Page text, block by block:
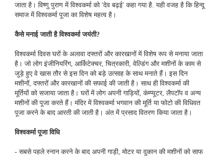
जाता है। विष्‍णु पुराण में विश्‍वकर्मा को 'देव बढ़ई' कहा गया है. यही वजह है कि हिन्‍दू
समाज में विश्‍वकर्मा पूजा का विशेष महत्‍व है।
कैसे मनाई जाती है विश्‍वकर्मा जयंती?
विश्‍वकर्मा दिवस घरों के अलावा दफ्तरों और कारखानों में विशेष रूप से मनाया जाता
है। जो लोग इंजीनियरिंग, आर्किटेक्‍चर, चित्रकारी, वेल्डिंग और मशीनों के काम से
जुड़े हुए वे खास तौर से इस दिन को बड़े उत्‍साह के साथ मनाते हैं। इस दिन
मशीनों, दफ्तरों और कारखानों की सफाई की जाती है। साथ ही विश्‍वकर्मा की
मूर्तियों को सजाया जाता है। घरों में लोग अपनी गाड़‍ियों, कंम्‍प्‍यूटर, लैपटॉप व अन्‍य
मशीनों की पूजा करते हैं। मंदिर में विश्‍वकर्मा भगवान की मूर्ति या फोटो की विधिवत
पूजा करने के बाद आरती की जाती है। अंत में प्रसाद वितरण किया जाता है।
विश्‍वकर्मा पूजा विधि
- सबसे पहले स्‍नान करने के बाद अपनी गाड़ी, मोटर या दुकान की मशीनों को साफ